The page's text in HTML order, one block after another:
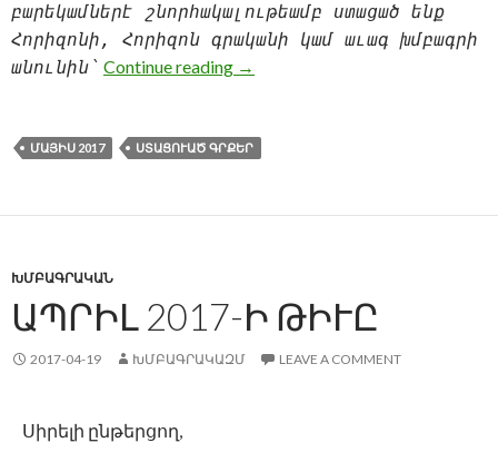
բարեկամներէ շնորհակալութեամբ ստացած ենք
Հորիզոնի, Հորիզոն գրականի կամ աւագ խմբագրի
անունին՝ Continue reading ՍՏԱՑՈՒԱԾ ԳՐՔԵՐ — ՄԱՅԻՍ
→
ՄԱՅԻՍ 2017 ՍՏԱՑՈՒԱԾ ԳՐՔԵՐ
ԽՄԲԱԳՐԱԿԱՆ
ԱՊՐԻԼ 2017-Ի ԹԻՒԸ
2017-04-19 ԽՄԲԱԳՐԱԿԱԶՄ LEAVE A COMMENT
Սիրելի ընթերցող,